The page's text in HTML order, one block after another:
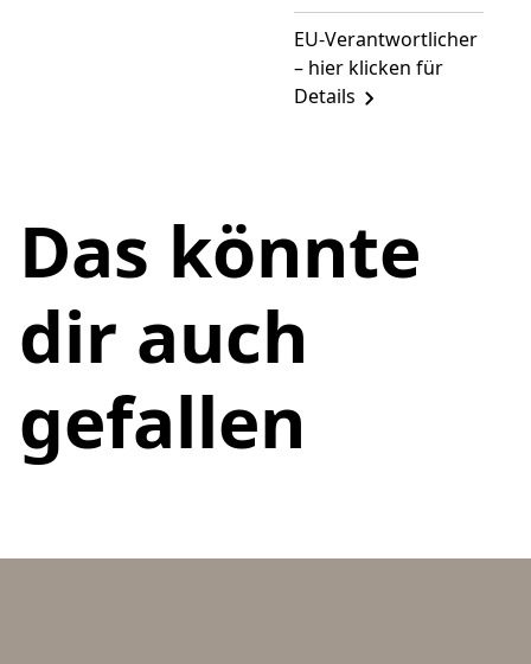
EU-Verantwortlicher
– hier klicken für
Details
Das könnte
dir auch
gefallen